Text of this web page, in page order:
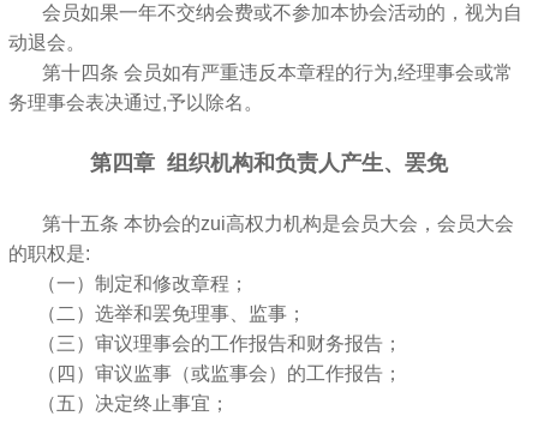
会员如果一年不交纳会费或不参加本协会活动的，视为自
动退会。
第十四条 会员如有严重违反本章程的行为,经理事会或常
务理事会表决通过,予以除名。
第四章 组织机构和负责人产生、罢免
第十五条 本协会的zui高权力机构是会员大会，会员大会
的职权是:
（一）制定和修改章程；
（二）选举和罢免理事、监事；
（三）审议理事会的工作报告和财务报告；
（四）审议监事（或监事会）的工作报告；
（五）决定终止事宜；